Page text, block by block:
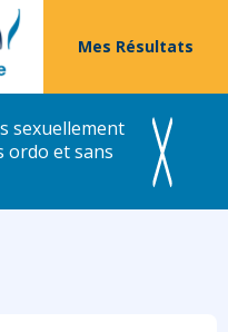
Mes Résultats
sexuellement
ordo et sans